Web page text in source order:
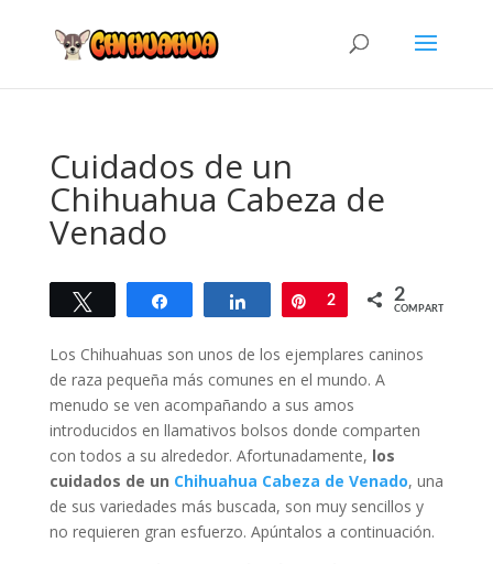
Cuidados de un
Chihuahua Cabeza de
Venado
Twittear Compartir CompartirPin
2 2
COMPARTIR
Los Chihuahuas son unos de los ejemplares caninos
de raza pequeña más comunes en el mundo. A
menudo se ven acompañando a sus amos
introducidos en llamativos bolsos donde comparten
con todos a su alrededor. Afortunadamente, los
cuidados de un Chihuahua Cabeza de Venado, una
de sus variedades más buscada, son muy sencillos y
no requieren gran esfuerzo. Apúntalos a continuación.